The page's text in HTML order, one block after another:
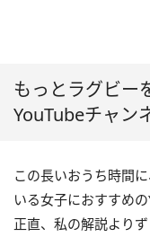
もっとラグビ
YouTubeチャン
この長いおうち時間
いる女子におすすめ
正直、私の解説よりず